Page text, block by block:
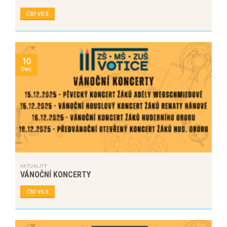
ČÍST VÍCE
AKTUALITY
VÁNOČNÍ KONCERTY
ČÍST VÍCE
10
Dec